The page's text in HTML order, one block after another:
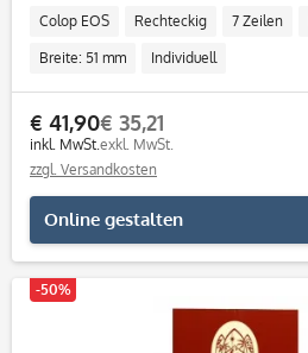
Colop EOS Rechteckig 7 Zeilen
Breite: 51 mm Individuell
€ 41,90
inkl. MwSt.
€ 35,21
exkl. MwSt.
zzgl. Versandkosten
Online gestalten
-50%